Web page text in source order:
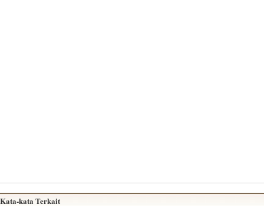
Kata-kata Terkait